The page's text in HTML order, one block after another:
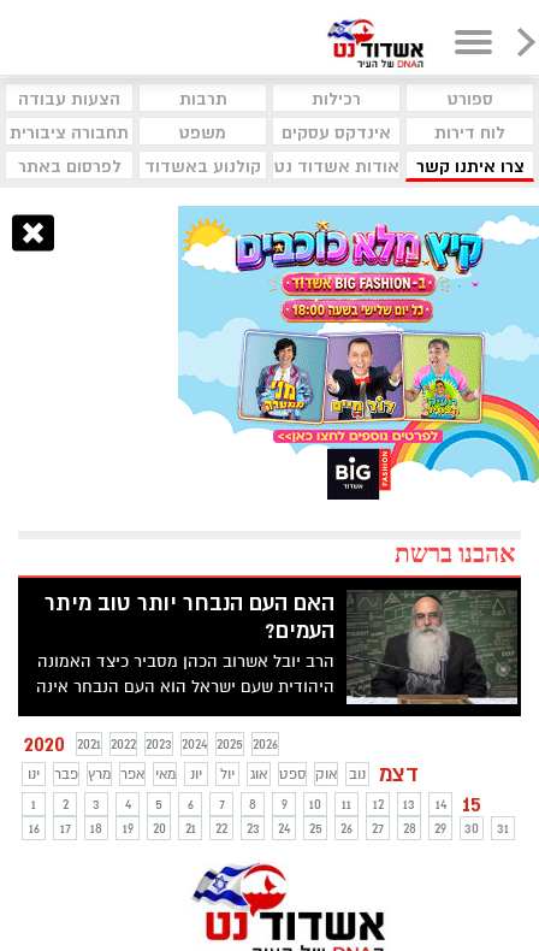
ספורט רכילות תרבות
הצעות עבודה
לוח דירות
אינדקס עסקים משפט
תחבורה ציבורית
צרו איתנו קשר
אודות אשדוד נט קולנוע באשדוד לפרסום באתר
אהבנו ברשת
האם העם הנבחר יותר טוב מיתר
העמים?
הרב יובל אשרוב הכהן מסביר כיצד האמונה
היהודית שעם ישראל הוא העם הנבחר אינה
הופכת אותו ליותר טוב מעמים אחרים, אם כי
אחראי יותר למעשיו. צפו
2020 2021 2022 2023 2024 2025
2026
ינו
פבר מרץ אפר מאי יונ יול אוג ספט אוק נוב דצמ
1 2 3 4 5 6 7 8 9 10 11 12 13 14 15
16 17 18 19 20 21 22 23 24 25 26 27 28 29 30 31